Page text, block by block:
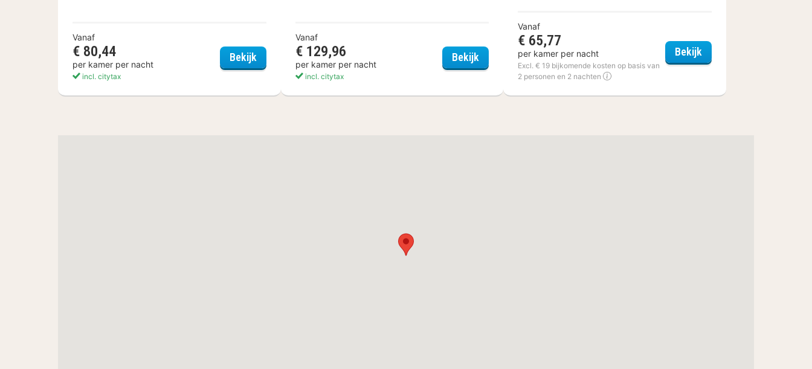
Vanaf
€ 80,44
per kamer per nacht
incl. citytax
Bekijkibis Hamburg St Pauli Messe
Vanaf
€ 129,96
per kamer per nacht
incl. citytax
Bekijk east Hotel Hamburg
Vanaf
€ 65,77
per kamer per nacht
Excl. € 19 bijkomende kosten op basis van
2 personen en 2 nachten
Bekijka&o Hamburg